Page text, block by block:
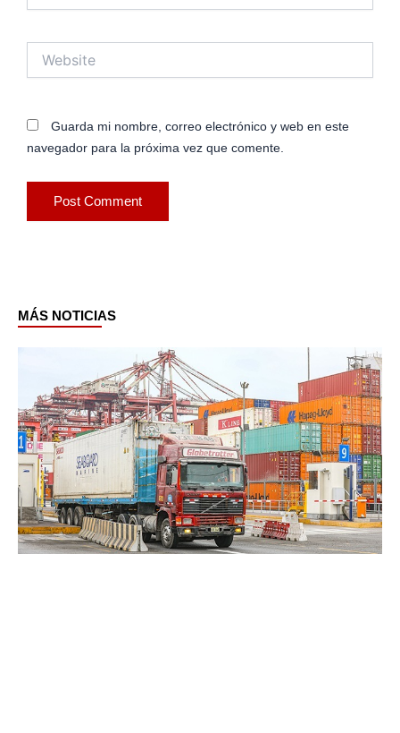
Guarda mi nombre, correo electrónico y web en este
navegador para la próxima vez que comente.
MÁS NOTICIAS
PagePage